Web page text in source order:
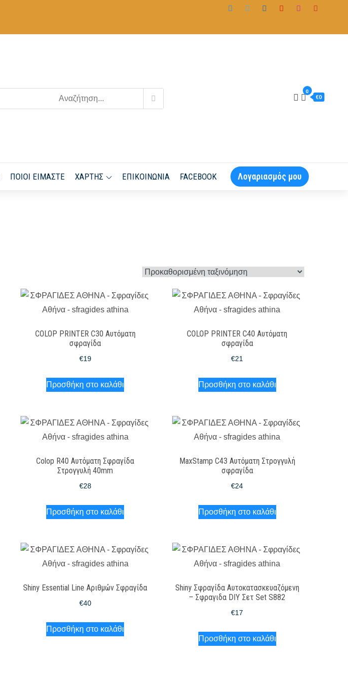
0
€0
ΠΟΙΟΙ ΕΊΜΑΣΤΕ ΧΆΡΤΗΣ ΕΠΙΚΟΙΝΩΝΊΑ FACEBOOK Λογαριασμός μου
COLOP PRINTER C30 Αυτόματη
σφραγίδα
€19
Προσθήκη στο καλάθι
COLOP PRINTER C40 Αυτόματη
σφραγίδα
€21
Προσθήκη στο καλάθι
Colop R40 Αυτόματη Σφραγίδα
Στρογγυλή 40mm
€28
Προσθήκη στο καλάθι
MaxStamp C43 Αυτόματη Στρογγυλή
σφραγίδα
€24
Προσθήκη στο καλάθι
Shiny Essential Line Αριθμών Σφραγίδα
€40
Προσθήκη στο καλάθι
Shiny Σφραγίδα Αυτοκατασκευαζόμενη
– Σφραγιδα DIY Σετ Set S882
€17
Προσθήκη στο καλάθι